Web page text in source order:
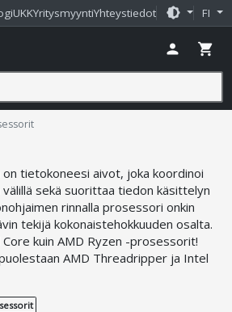
UKKYritysmyyntiYhteystiedot brightness_medium FI
person shopping_cart
tietokoneesi aivot, joka koordinoi
sekä suorittaa tiedon käsittelyn
rinnalla prosessori onkin
tekijä kokonaistehokkuuden osalta.
kuin AMD Ryzen -prosessorit!
AMD Threadripper ja Intel